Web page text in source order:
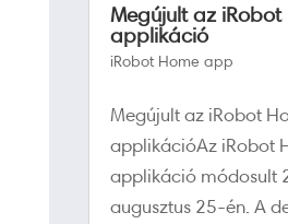
Megújult az iRobot
applikáció
iRobot Home app
Megújult az iRobot
applikációAz iRobot
applikáció módosult
augusztus 25-én. A